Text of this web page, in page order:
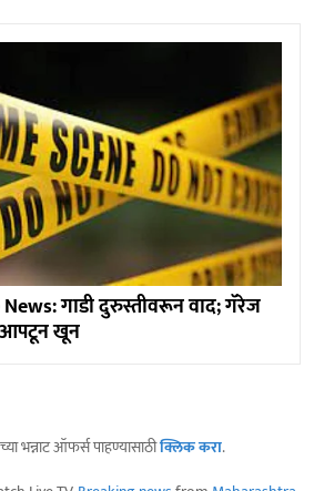
गाडी दुरुस्तीवरून वाद; गॅरेज
आपटून खून
भन्नाट ऑफर्स पाहण्यासाठीक्लिक करा.